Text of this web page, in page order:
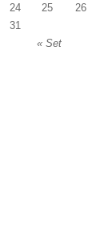
« Set
24
25 26
31